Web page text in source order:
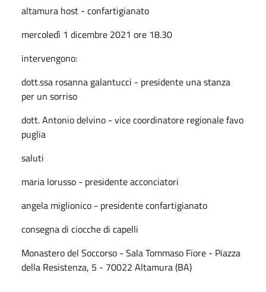
altamura host - confartigianato
mercoledì 1 dicembre 2021 ore 18.30
intervengono:
dott.ssa rosanna galantucci - presidente una stanza
per un sorriso
dott. Antonio delvino - vice coordinatore regionale favo
puglia
saluti
maria lorusso - presidente acconciatori
angela miglionico - presidente confartigianato
consegna di ciocche di capelli
Monastero del Soccorso - Sala Tommaso Fiore - Piazza
della Resistenza, 5 - 70022 Altamura (BA)